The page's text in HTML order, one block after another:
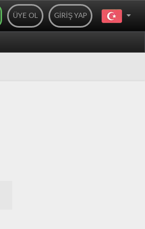
GIRIŞ YAP
ÜYE OL